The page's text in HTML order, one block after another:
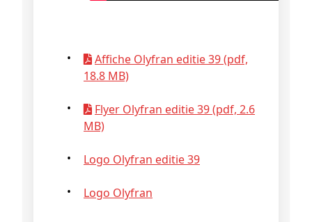
Affiche Olyfran editie 39 (pdf,
18.8 MB)
Flyer Olyfran editie 39 (pdf, 2.6
MB)
Logo Olyfran editie 39
Logo Olyfran